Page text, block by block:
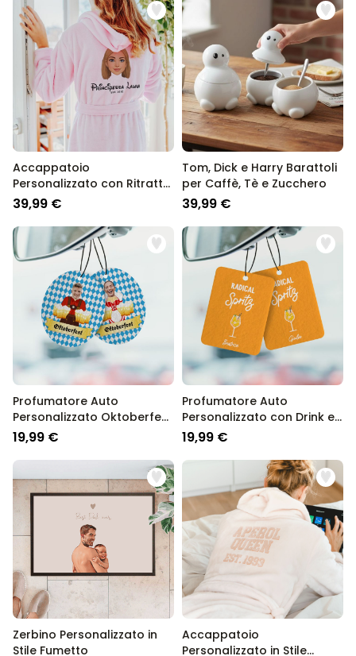
Accappatoio
Personalizzato con Ritratto
Fotografico in Stile Fumetto
39,99 €
Tom, Dick e Harry Barattoli
per Caffè, Tè e Zucchero
39,99 €
Profumatore Auto
Personalizzato Oktoberfest
Set da 2
19,99 €
Profumatore Auto
Personalizzato con Drink e
Frase Set da 2
19,99 €
Zerbino Personalizzato in
Stile Fumetto
Accappatoio
Personalizzato in Stile